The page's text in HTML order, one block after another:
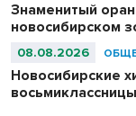
Знаменитый
новосибирском
08.08.2026
Новосибирские